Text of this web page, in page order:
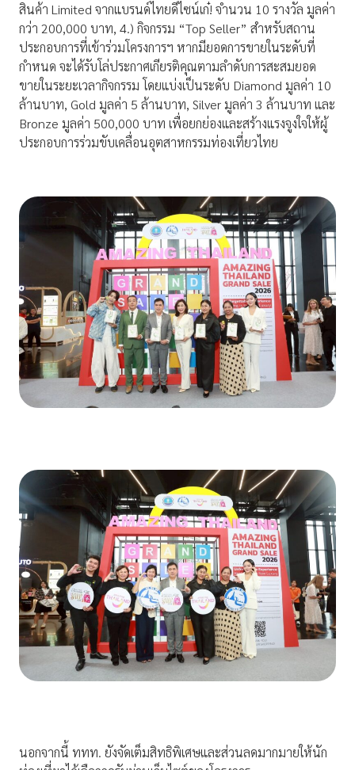
สินค้า Limited จากแบรนด์ไทยดีไซน์เก๋! จำนวน 10 รางวัล มูลค่า
กว่า 200,000 บาท, 4.) กิจกรรม “Top Seller” สำหรับสถาน
ประกอบการที่เข้าร่วมโครงการฯ หากมียอดการขายในระดับที่
กำหนด จะได้รับโล่ประกาศเกียรติคุณตามลำดับการสะสมยอด
ขายในระยะเวลากิจกรรม โดยแบ่งเป็นระดับ Diamond มูลค่า 10
ล้านบาท, Gold มูลค่า 5 ล้านบาท, Silver มูลค่า 3 ล้านบาท และ
Bronze มูลค่า 500,000 บาท เพื่อยกย่องและสร้างแรงจูงใจให้ผู้
ประกอบการร่วมขับเคลื่อนอุตสาหกรรมท่องเที่ยวไทย
นอกจากนี้ ททท. ยังจัดเต็มสิทธิพิเศษและส่วนลดมากมายให้นัก